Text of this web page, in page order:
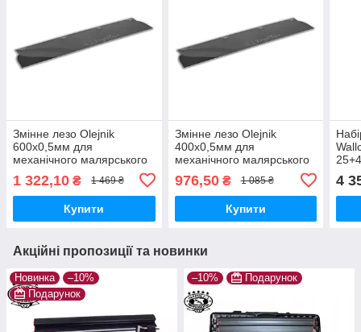
Змінне лезо Olejnik
600х0,5мм для
механічного малярського
шпателя із пластиковою
ручкою 1239600GB5P
1 322,10 ₴ 1 469 ₴
Купити
Змінне лезо Olejnik
400х0,5мм для
механічного малярського
шпателя із пластиковою
ручкою 1239400GB5P
976,50₴ 1 085 ₴
Купити
4
Акційні пропозиції та новинки
Новинка
–10%
Подарунок
–10% Подарунок